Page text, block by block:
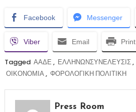
Facebook Messenger
Viber Email Print
Tagged ΑΑΔΕ , ΕΛΛΗΝΩΝΣΥΝΕΛΕΥΣΙΣ,
ΟΙΚΟΝΟΜΙΑ, ΦΟΡΟΛΟΓΙΚΗ ΠΟΛΙΤΙΚΗ
Press Room